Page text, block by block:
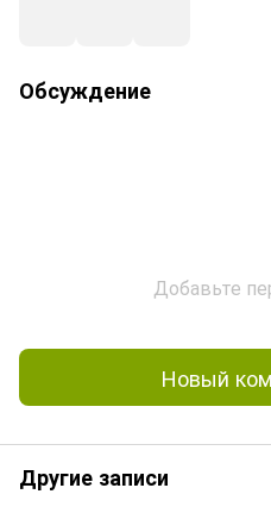
Обсуждение
Добавьте
Новый
Другие записи